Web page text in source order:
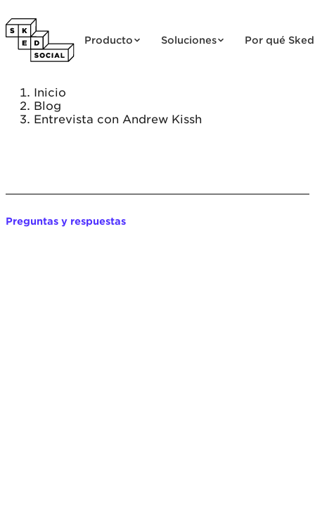
Producto Soluciones Por qué Sked
Inicio
Blog
Entrevista con Andrew Kissh
Preguntas y respuestas